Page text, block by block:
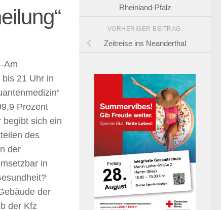
Am
21 Uhr in
Prozent
begibt sich ein
des
der
in
der
der Kfz
Rheinland-Pfalz
VORHERIGER BEITRAG
Zeitreise ins Neanderthal